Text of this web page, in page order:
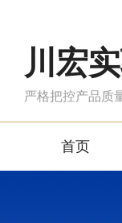
川宏
严格把控产品质
首页